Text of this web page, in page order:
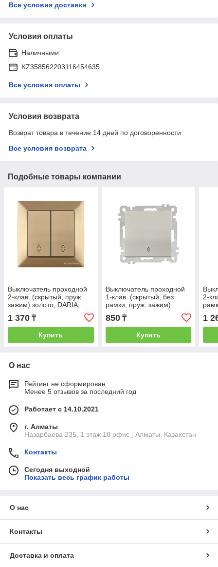
Все условия доставки
Условия оплаты
Наличными
KZ358562203116454635
Все условия оплаты
Условия возврата
Возврат товара в течение 14 дней по договоренности
Все условия возврата
Подобные товары компании
Выключатель проходной
2-клав. (скрытый, пруж.
зажим) золото, DARIA,
MUTLUSAN
1 370 ₸
Купить
Выключатель проходной
1-клав. (скрытый, без
рамки, пруж. зажим)
титан, DARIA, MUTLUSAN
850₸
Купить
2-
1
О нас
Рейтинг не сформирован
Менее 5 отзывов за последний год
Работает с 14.10.2021
г. Алматы
Назарбаева 235, 1 этаж 18 офис , Алматы, Казахстан
Контакты
Сегодня выходной
Показать весь график работы
О нас
Контакты
Доставка и оплата